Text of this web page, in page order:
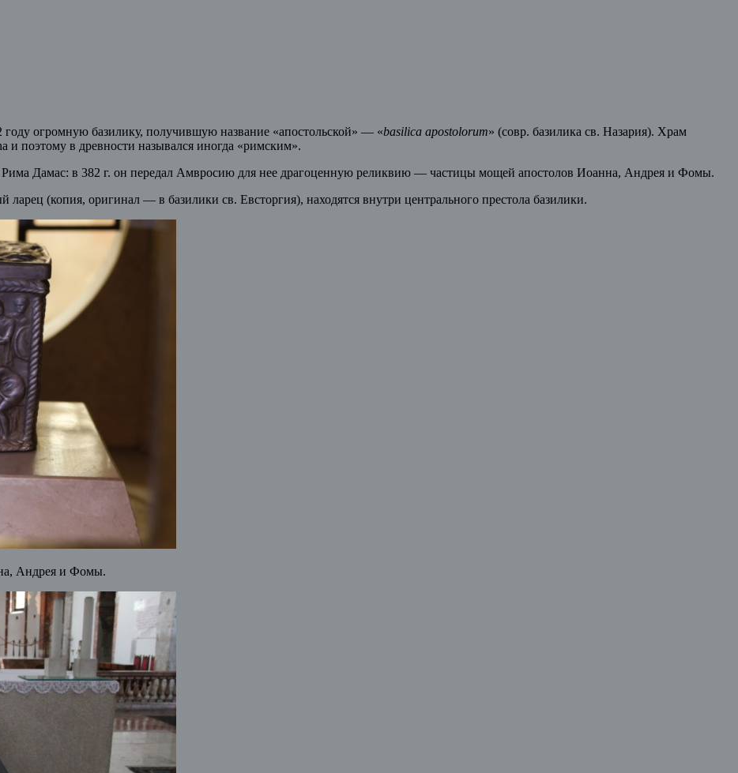
огромную базилику, получившую название «апостольской» — «basilica apostolorum» (совр. базилика св. Назария). Храм
и поэтому в древности назывался иногда «римским».
Рима Дамас: в 382 г. он передал Амвросию для нее драгоценную реликвию — частицы мощей апостолов Иоанна, Андрея и Фомы.
(копия, оригинал — в базилики св. Евсторгия), находятся внутри центрального престола базилики.
Андрея и Фомы.